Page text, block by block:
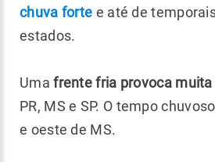
chuva forte e até de
estados.
Umafrente fria provoca muita
PR, MS e SP. O tempo
e oeste de MS.